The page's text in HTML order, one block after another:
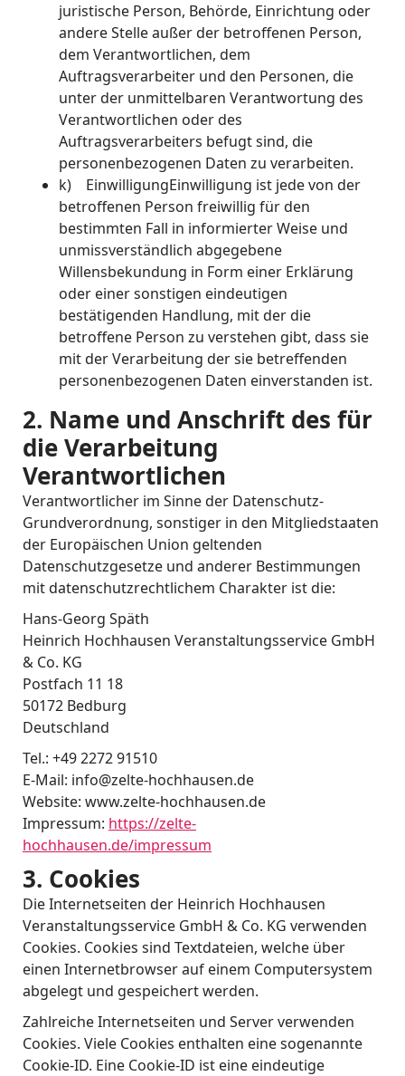
juristische Person, Behörde, Einrichtung oder
andere Stelle außer der betroffenen Person,
dem Verantwortlichen, dem
Auftragsverarbeiter und den Personen, die
unter der unmittelbaren Verantwortung des
Verantwortlichen oder des
Auftragsverarbeiters befugt sind, die
personenbezogenen Daten zu verarbeiten.
k) EinwilligungEinwilligung ist jede von der
betroffenen Person freiwillig für den
bestimmten Fall in informierter Weise und
unmissverständlich abgegebene
Willensbekundung in Form einer Erklärung
oder einer sonstigen eindeutigen
bestätigenden Handlung, mit der die
betroffene Person zu verstehen gibt, dass sie
mit der Verarbeitung der sie betreffenden
personenbezogenen Daten einverstanden ist.
2. Name und Anschrift des für
die Verarbeitung
Verantwortlichen
Verantwortlicher im Sinne der Datenschutz-
Grundverordnung, sonstiger in den Mitgliedstaaten
der Europäischen Union geltenden
Datenschutzgesetze und anderer Bestimmungen
mit datenschutzrechtlichem Charakter ist die:
Hans-Georg Späth
Heinrich Hochhausen Veranstaltungsservice GmbH
& Co. KG
Postfach 11 18
50172 Bedburg
Deutschland
Tel.: +49 2272 91510
E-Mail: info@zelte-hochhausen.de
Website: www.zelte-hochhausen.de
Impressum: https://zelte-
hochhausen.de/impressum
3. Cookies
Die Internetseiten der Heinrich Hochhausen
Veranstaltungsservice GmbH & Co. KG verwenden
Cookies. Cookies sind Textdateien, welche über
einen Internetbrowser auf einem Computersystem
abgelegt und gespeichert werden.
Zahlreiche Internetseiten und Server verwenden
Cookies. Viele Cookies enthalten eine sogenannte
Cookie-ID. Eine Cookie-ID ist eine eindeutige